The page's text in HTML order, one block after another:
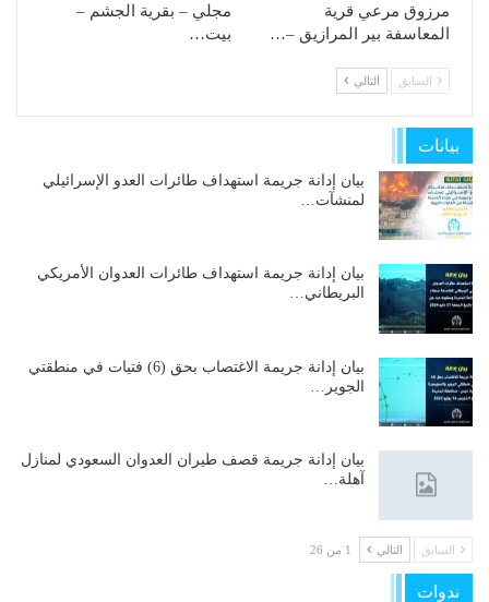
مرزوق مرعي قرية
المعاسفة بير المرازيق –…
مجلي – بقرية الجشم –
بيت…
السابق التالي
بيانات
بيان إدانة جريمة استهداف طائرات العدو الإسرائيلي
لمنشآت…
بيان إدانة جريمة استهداف طائرات العدوان الأمريكي
البريطاني…
بيان إدانة جريمة الاغتصاب بحق (6) فتيات في منطقتي
الجوير…
بيان إدانة جريمة قصف طيران العدوان السعودي لمنازل
آهلة…
السابق التالي 1 من 26
ندوات